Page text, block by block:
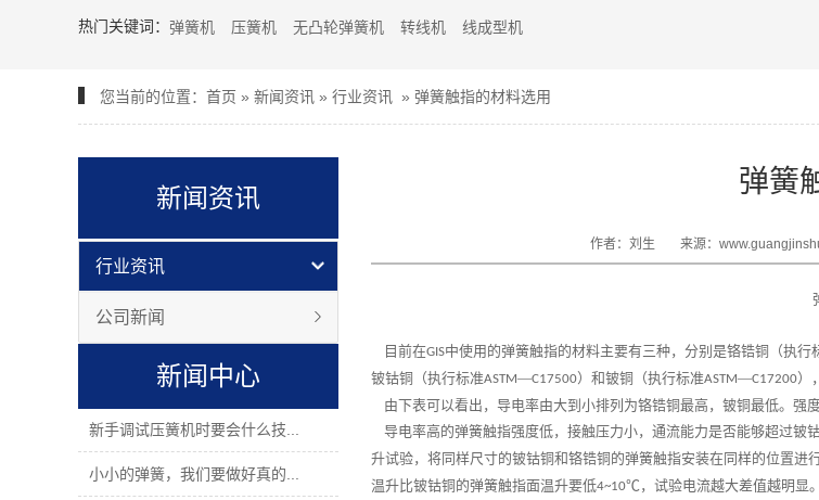
热门关键词： 弹簧机 压簧机 无凸轮弹簧机 转线机 线成型机
您当前的位置： 首页 » 新闻资讯 » 行业资讯 » 弹簧触指的材料选用
新闻资讯
行业资讯
公司新闻
新闻中心
新手调试压簧机时要会什么技...
小小的弹簧，我们要做好真的...
弹簧
作者：刘生 来源：
目前在GIS中使用的弹簧触指的材料主要有三种，分别是铬锆铜（执行
铍钴铜（执行标准ASTM—C17500）和铍铜（执行标准ASTM—C17200）
由下表可以看出，导电率由大到小排列为铬锆铜最高，铍铜最低。强
导电率高的弹簧触指强度低，接触压力小，通流能力是否能够超过铍
升试验，将同样尺寸的铍钴铜和铬锆铜的弹簧触指安装在同样的位置进
温升比铍钴铜的弹簧触指面温升要低4~10℃，试验电流越大差值越明显